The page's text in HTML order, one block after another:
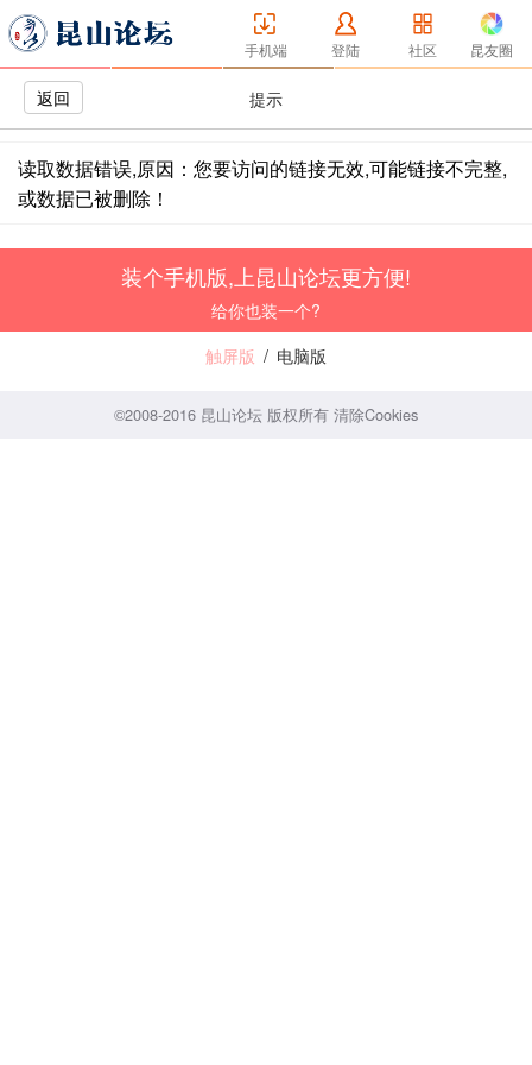
手机端 登陆 社区 昆友圈
返回 提示
读取数据错误,原因：您要访问的链接无效,可能链接不完整,
或数据已被删除！
装个手机版,上昆山论坛更方便!
给你也装一个?
触屏版 / 电脑版
©2008-2016 昆山论坛 版权所有 清除Cookies